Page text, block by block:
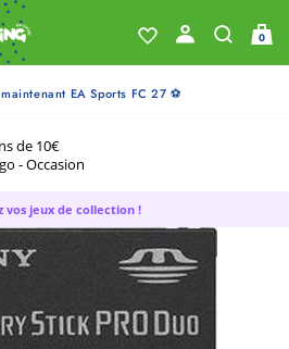
0
EA Sports FC 27 ⚽
de 10€
- Occasion
vos jeux de collection !